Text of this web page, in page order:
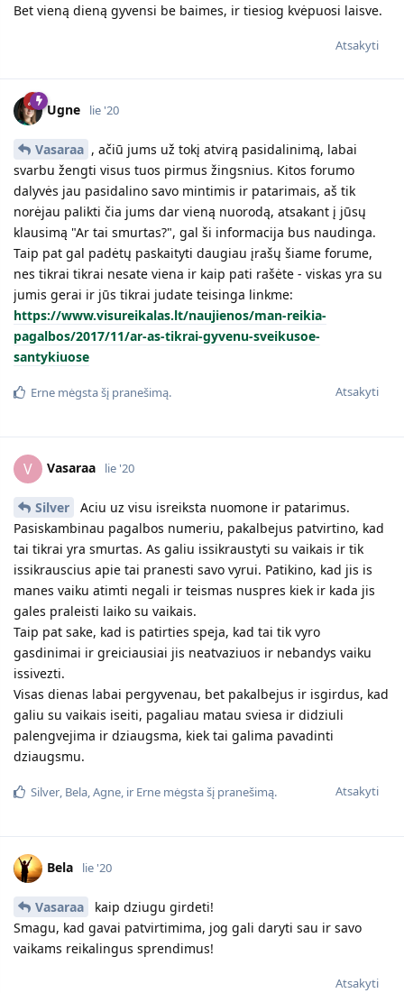
Bet vieną dieną gyvensi be baimes, ir tiesiog kvėpuosi laisve.
Atsakyti
Ugne lie '20
Vasaraa , ačiū jums už tokį atvirą pasidalinimą, labai
svarbu žengti visus tuos pirmus žingsnius. Kitos forumo
dalyvės jau pasidalino savo mintimis ir patarimais, aš tik
norėjau palikti čia jums dar vieną nuorodą, atsakant į jūsų
klausimą "Ar tai smurtas?", gal ši informacija bus naudinga.
Taip pat gal padėtų paskaityti daugiau įrašų šiame forume,
nes tikrai tikrai nesate viena ir kaip pati rašėte - viskas yra su
jumis gerai ir jūs tikrai judate teisinga linkme:
https://www.visureikalas.lt/naujienos/man-reikia-
pagalbos/2017/11/ar-as-tikrai-gyvenu-sveikusoe-
santykiuose
Atsakyti
Erne mėgsta šį pranešimą.
V Vasaraa lie '20
Silver
Aciu uz visu isreiksta nuomone ir patarimus.
Pasiskambinau pagalbos numeriu, pakalbejus patvirtino, kad
tai tikrai yra smurtas. As galiu issikraustyti su vaikais ir tik
issikrauscius apie tai pranesti savo vyrui. Patikino, kad jis is
manes vaiku atimti negali ir teismas nuspres kiek ir kada jis
gales praleisti laiko su vaikais.
Taip pat sake, kad is patirties speja, kad tai tik vyro
gasdinimai ir greiciausiai jis neatvaziuos ir nebandys vaiku
issivezti.
Visas dienas labai pergyvenau, bet pakalbejus ir isgirdus, kad
galiu su vaikais iseiti, pagaliau matau sviesa ir didziuli
palengvejima ir dziaugsma, kiek tai galima pavadinti
dziaugsmu.
Atsakyti
Silver, Bela,Agne, ir Erne mėgsta šį pranešimą.
Bela lie '20
Vasaraa
kaip dziugu girdeti!
Smagu, kad gavai patvirtimima, jog gali daryti sau ir savo
vaikams reikalingus sprendimus!
Atsakyti